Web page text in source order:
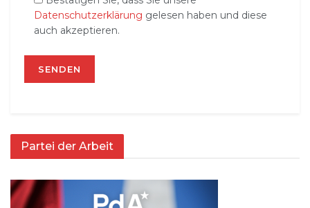
Datenschutzerklärung gelesen haben und diese
auch akzeptieren.
Partei der Arbeit